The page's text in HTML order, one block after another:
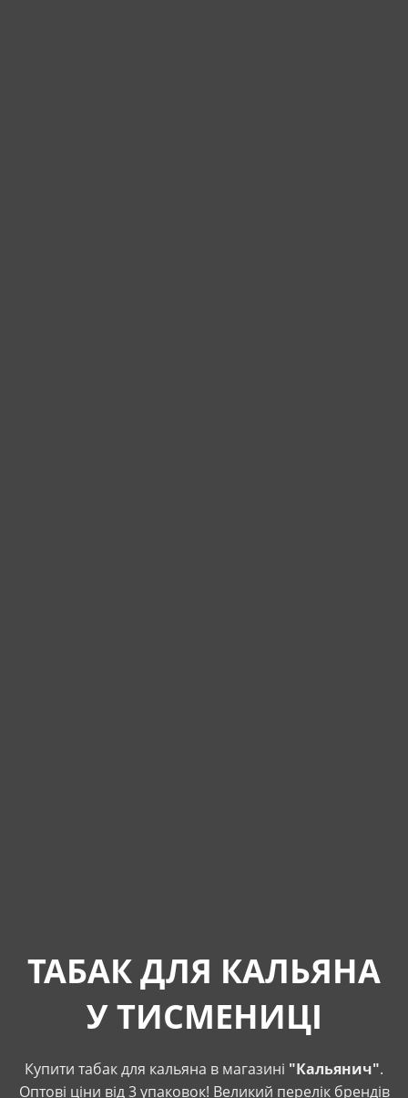
ТАБАК ДЛЯ КАЛЬЯНА
У ТИСМЕНИЦІ
Купити табак для кальяна в магазині "Кальянич".
Оптові ціни від 3 упаковок! Великий перелік брендів